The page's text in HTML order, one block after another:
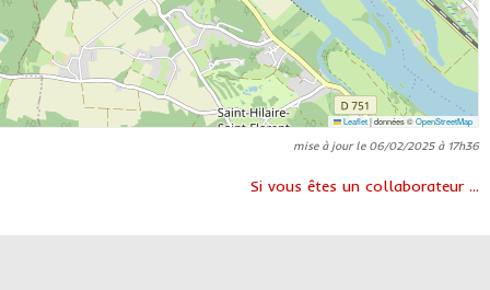
Leaflet|données ©OpenStreetMap
mise à jour le 06/02/2025 à 17h36
Si vous êtes un collaborateur ...